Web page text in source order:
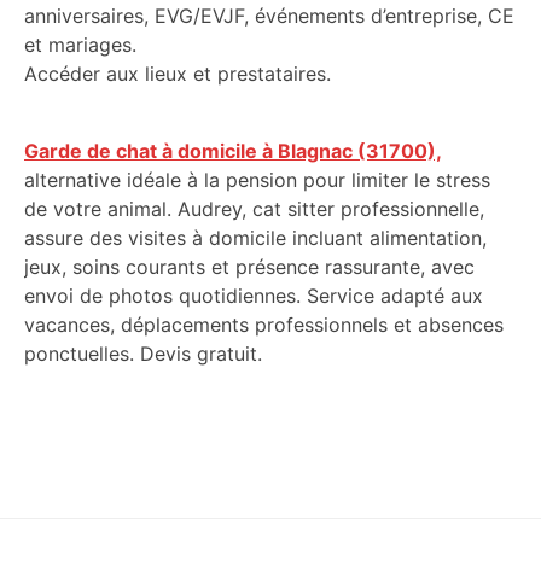
anniversaires, EVG/EVJF, événements d’entreprise, CE
et mariages.
Accéder aux lieux et prestataires.
Garde de chat à domicile à Blagnac (31700),
alternative idéale à la pension pour limiter le stress
de votre animal. Audrey, cat sitter professionnelle,
assure des visites à domicile incluant alimentation,
jeux, soins courants et présence rassurante, avec
envoi de photos quotidiennes. Service adapté aux
vacances, déplacements professionnels et absences
ponctuelles. Devis gratuit.